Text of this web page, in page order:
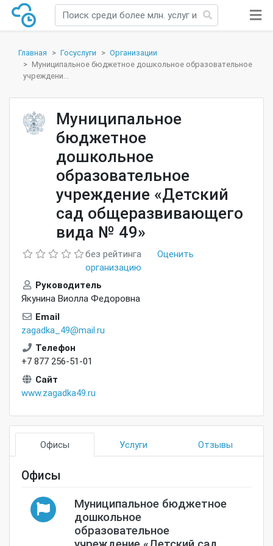
Главная Госуслуги
Организации
Муниципальное бюджетное дошкольное образовательное
учреждени...
Муниципальное
бюджетное
дошкольное
образовательное
учреждение «Детский
сад общеразвивающего
вида № 49»
без рейтинга
Оценить
организацию
Руководитель
Якунина Виолла Федоровна
Email
zagadka_49@mail.ru
Телефон
+7 877 256-51-01
Сайт
www.zagadka49.ru
Офисы Услуги Отзывы
Офисы
Муниципальное бюджетное
дошкольное
образовательное